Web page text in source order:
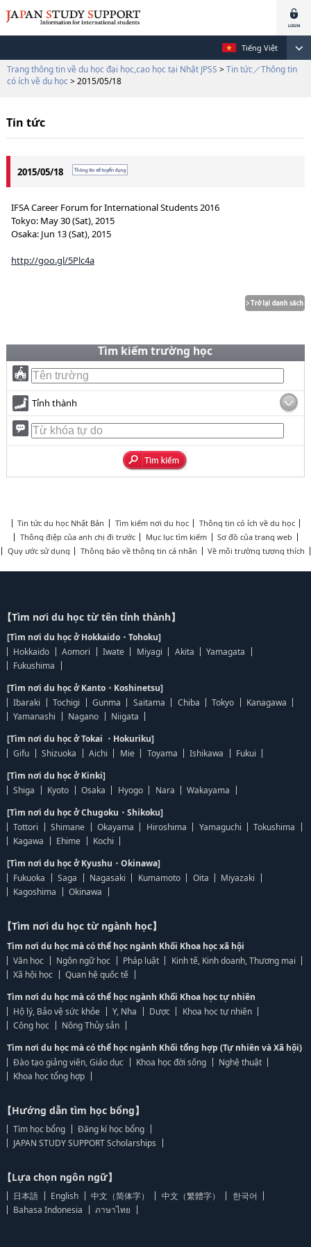
Tiếng Việt
Trang thông tin về du học đại học,cao học tại Nhật JPSS > Tin tức／Thông tin
có ích về du học > 2015/05/18
Tin tức
2015/05/18
IFSA Career Forum for International Students 2016
Tokyo: May 30 (Sat), 2015
Osaka: Jun 13 (Sat), 2015
http://goo.gl/5Plc4a
Tìm kiếm trường học
Tỉnh thành
Tin tức du học Nhật Bản Tìm kiếm nơi du học
Thông tin có ích về du học
Thông điệp của anh chị đi trước
Mục lục tìm kiếm
Sơ đồ của trang web
Quy ước sử dụng
Thông báo về thông tin cá nhân Về môi trường tương thích
【Tìm nơi du học từ tên tỉnh thành】
[Tìm nơi du học ở Hokkaido・Tohoku]
Hokkaido
Aomori Iwate Miyagi Akita
Yamagata
Fukushima
[Tìm nơi du học ở Kanto・Koshinetsu]
Ibaraki
Tochigi Gunma Saitama Chiba Tokyo
Kanagawa
Yamanashi
Nagano
Niigata
[Tìm nơi du học ở Tokai ・Hokuriku]
Gifu
Shizuoka Aichi Mie Toyama Ishikawa
Fukui
[Tìm nơi du học ở Kinki]
Shiga
Kyoto Osaka Hyogo Nara
Wakayama
[Tìm nơi du học ở Chugoku・Shikoku]
Tottori
Shimane Okayama Hiroshima Yamaguchi
Tokushima
Kagawa
Ehime
Kochi
[Tìm nơi du học ở Kyushu・Okinawa]
Fukuoka
Saga Nagasaki Kumamoto Oita
Miyazaki
Kagoshima
Okinawa
【Tìm nơi du học từ ngành học】
Tìm nơi du học mà có thể học ngành Khối Khoa học xã hội
Văn học
Ngôn ngữ học Pháp luật
Kinh tế, Kinh doanh, Thương mại
Xã hội học
Quan hệ quốc tế
Tìm nơi du học mà có thể học ngành Khối Khoa học tự nhiên
Hộ lý, Bảo vệ sức khỏe
Y, Nha Dược
Khoa học tự nhiên
Công học
Nông Thủy sản
Tìm nơi du học mà có thể học ngành Khối tổng hợp (Tự nhiên và Xã hội)
Đào tạo giảng viên, Giáo dục
Khoa học đời sống
Nghệ thuật
Khoa học tổng hợp
【Hướng dẫn tìm học bổng】
Tìm học bổng
Đăng kí học bổng
JAPAN STUDY SUPPORT Scholarships
【Lựa chọn ngôn ngữ】
日本語 English 中文（简体字） 中文（繁體字）
한국어
Bahasa Indonesia
ภาษาไทย